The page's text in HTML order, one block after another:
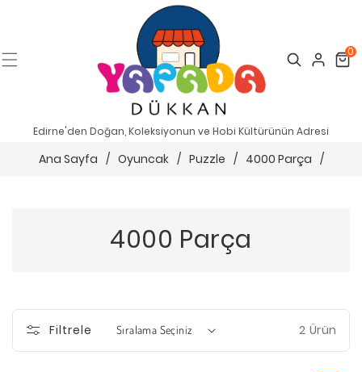
Search Cart
0
Edirne'den Doğan, Koleksiyonun ve Hobi Kültürünün Adresi
Ana Sayfa / Oyuncak / Puzzle / 4000 Parça /
4000 Parça
Filtrele 2 Ürün